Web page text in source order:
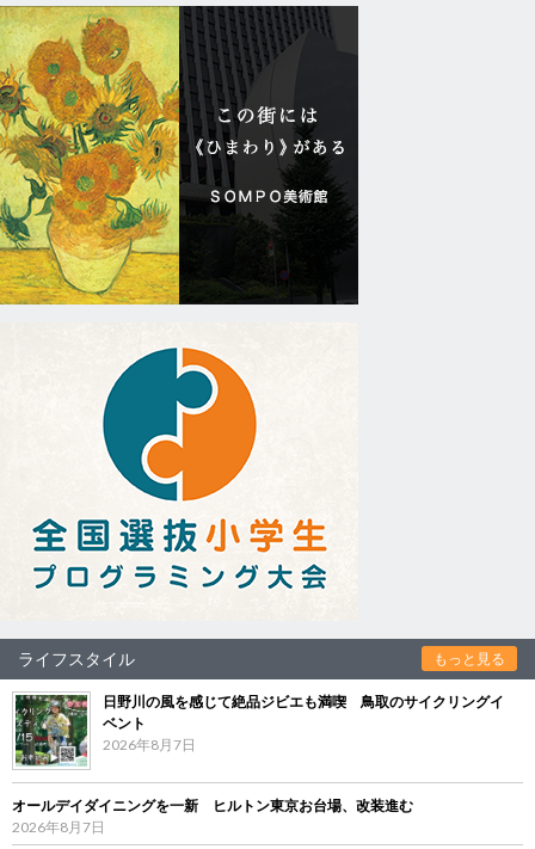
ライフスタイル もっと見る
日野川の風を感じて絶品ジビエも満喫 鳥取のサイクリングイ
ベント
2026年8月7日
オールデイダイニングを一新 ヒルトン東京お台場、改装進む
2026年8月7日